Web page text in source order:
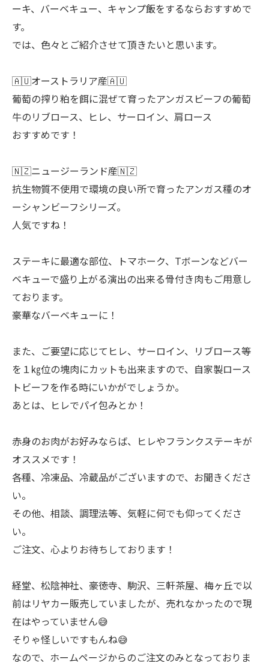
ーキ、バーベキュー、キャンプ飯をするならおすすめで
す。
では、色々とご紹介させて頂きたいと思います。
🇦🇺オーストラリア産🇦🇺
葡萄の搾り粕を餌に混ぜて育ったアンガスビーフの葡萄
牛のリブロース、ヒレ、サーロイン、肩ロース
おすすめです！
🇳🇿ニュージーランド産🇳🇿
抗生物質不使用で環境の良い所で育ったアンガス種のオ
ーシャンビーフシリーズ。
人気ですね！
ステーキに最適な部位、トマホーク、Tボーンなどバー
ベキューで盛り上がる演出の出来る骨付き肉もご用意し
ております。
豪華なバーベキューに！
また、ご要望に応じてヒレ、サーロイン、リブロース等
を１㎏位の塊肉にカットも出来ますので、自家製ロース
トビーフを作る時にいかがでしょうか。
あとは、ヒレでパイ包みとか！
赤身のお肉がお好みならば、ヒレやフランクステーキが
オススメです！
各種、冷凍品、冷蔵品がございますので、お聞きくださ
い。
その他、相談、調理法等、気軽に何でも仰ってくださ
い。
ご注文、心よりお待ちしております！
経堂、松陰神社、豪徳寺、駒沢、三軒茶屋、梅ヶ丘で以
前はリヤカー販売していましたが、売れなかったので現
在はやっていません😅
そりゃ怪しいですもんね😅
なので、ホームページからのご注文のみとなっておりま